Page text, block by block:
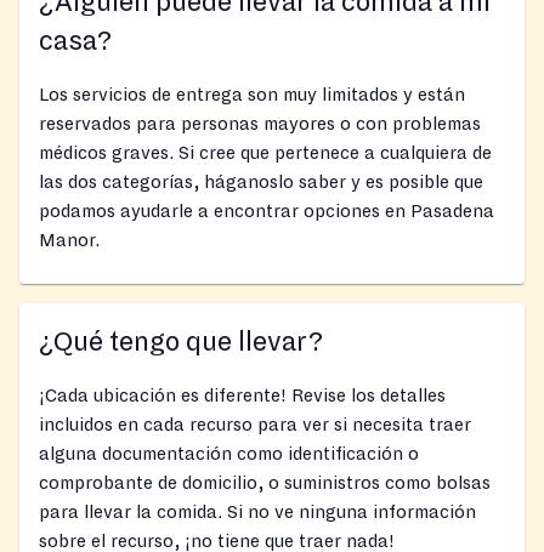
casa?
Los servicios de entrega son muy limitados y están
reservados para personas mayores o con problemas
médicos graves. Si cree que pertenece a cualquiera de
las dos categorías, háganoslo saber y es posible que
podamos ayudarle a encontrar opciones en Pasadena
Manor.
¿Qué tengo que llevar?
¡Cada ubicación es diferente! Revise los detalles
incluidos en cada recurso para ver si necesita traer
alguna documentación como identificación o
comprobante de domicilio, o suministros como bolsas
para llevar la comida. Si no ve ninguna información
sobre el recurso, ¡no tiene que traer nada!